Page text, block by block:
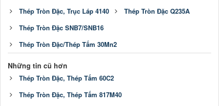
Thép Tròn Đặc, Trục Láp 4140
Thép Tròn Đặc Q235A
Thép Tròn Đặc SNB7/SNB16
Thép Tròn Đặc/Thép Tấm 30Mn2
Những tin cũ hơn
Thép Tròn Đặc, Thép Tấm 60C2
Thép Tròn Đặc, Thép Tấm 817M40